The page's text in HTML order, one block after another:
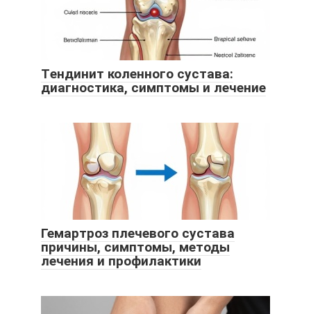
Tендинит коленного сустава:
диагностика, симптомы и лечение
Гемартроз плечевого сустава
причины, симптомы, методы
лечения и профилактики